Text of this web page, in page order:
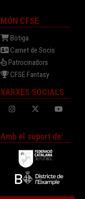
MÓN CFSE
Botiga
Carnet de Socis
Patrocinadors
CFSE Fantasy
XARXES SOCIALS
Amb el suport de: